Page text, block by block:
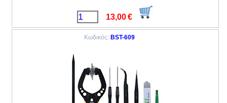
13,00€
Κωδικός: BST-609